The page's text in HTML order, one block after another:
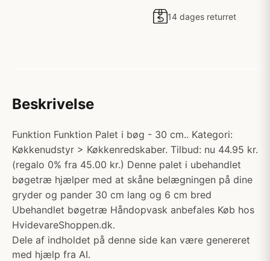
14 dages returret
Beskrivelse
Funktion Funktion Palet i bøg - 30 cm.. Kategori:
Køkkenudstyr > Køkkenredskaber. Tilbud: nu 44.95 kr.
(regalo 0% fra 45.00 kr.) Denne palet i ubehandlet
bøgetræ hjælper med at skåne belægningen på dine
gryder og pander 30 cm lang og 6 cm bred
Ubehandlet bøgetræ Håndopvask anbefales Køb hos
HvidevareShoppen.dk.
Dele af indholdet på denne side kan være genereret
med hjælp fra AI.